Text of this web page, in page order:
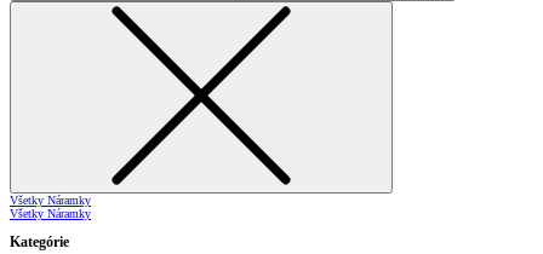
Všetky Náramky
Všetky Náramky
Kategórie